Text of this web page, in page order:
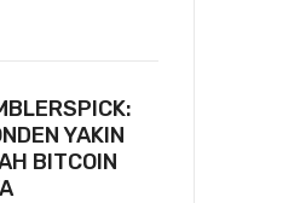
YAKIN
BITCOIN